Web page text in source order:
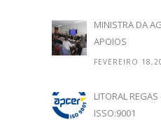
MINISTRA DA
APOIOS
FEVEREIRO
LITORAL
ISSO:9001